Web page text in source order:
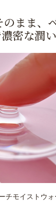
のまま、
密な潤
チモイストウ